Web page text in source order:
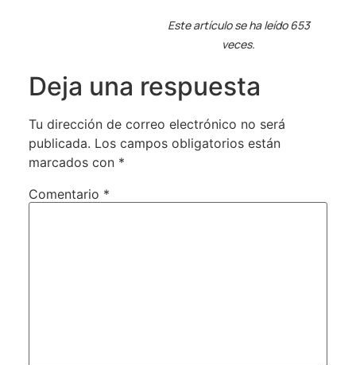
Este artículo se ha leído 653
veces.
Deja una respuesta
Tu dirección de correo electrónico no será
publicada. Los campos obligatorios están
marcados con *
Comentario *